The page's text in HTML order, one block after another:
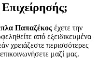
Παπαζέκος έχετε την
από εξειδικευμένα
χρειάζεστε περισσότερες
μαζί μας.